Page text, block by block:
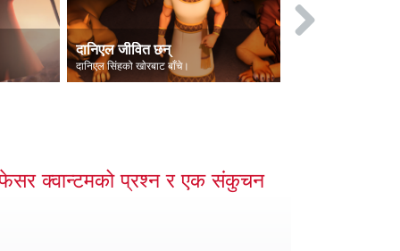
दानिएल जीवित छन्
दानिएल सिंहको खाेरबाट बाँचे।
क्वान्टमको प्रश्न र एक संकुचन